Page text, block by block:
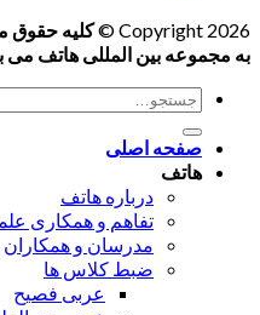
Copyright 2026 ©
کلیه حقوق
به مجموعه بین المللی هاتف می
جستجو
برای:
صفحه اصلی
هاتف
درباره هاتف
تفاهم و همکاری
مدرسان و همکاران
ضبط کلاس ها
عربی فصیح